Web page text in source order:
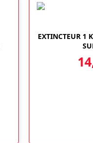
EXTINCTEUR 1